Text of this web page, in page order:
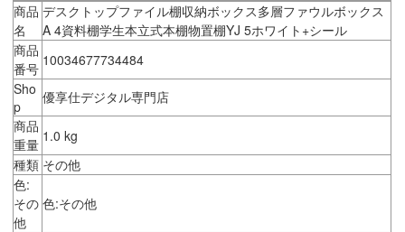
商品
名
デスクトップファイル棚収納ボックス多層ファウルボックス
A 4資料棚学生本立式本棚物置棚YJ 5ホワイト+シール
商品
番号 10034677734484
Sho
p
優享仕デジタル専門店
商品
重量 1.0 kg
種類 その他
色:
その
他
色:その他